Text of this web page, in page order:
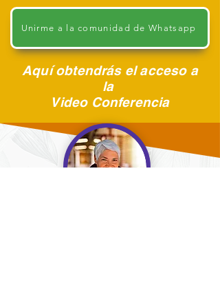
Unirme a la comunidad de Whatsapp
Aquí obtendrás el acceso a
la
Video Conferencia